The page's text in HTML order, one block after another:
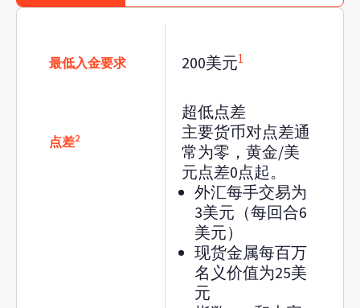
最低入金要求 200美元1
点差2
超低点差
主要货币对点差通
常为零，黄金/美
元点差0点起。
外汇每手交易为
3美元（每回合6
美元）
现货金属每百万
名义价值为25美
元